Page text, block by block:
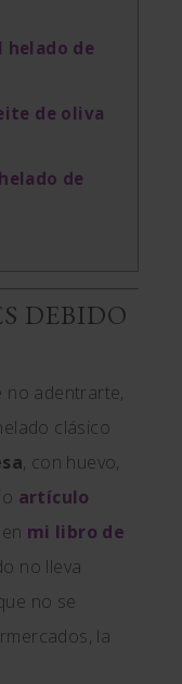
helado de
de oliva
de
DEBIDO
no adentrarte,
clásico
, con huevo,
artículo
mi libro de
no lleva
no se
la